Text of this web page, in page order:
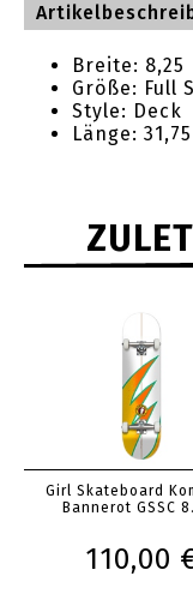
Breite: 8,25
Größe: Full
Style: Deck
Länge: 31,75
Girl Skateboard
Bannerot GSSC
110,00